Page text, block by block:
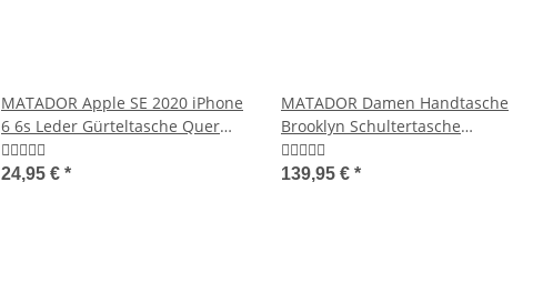
MATADOR Apple SE 2020 iPhone
6 6s Leder Gürteltasche Quer
Schwarz
24,95 € *
MATADOR Damen Handtasche
Brooklyn Schultertasche
Henkeltasche Braun
139,95 € *